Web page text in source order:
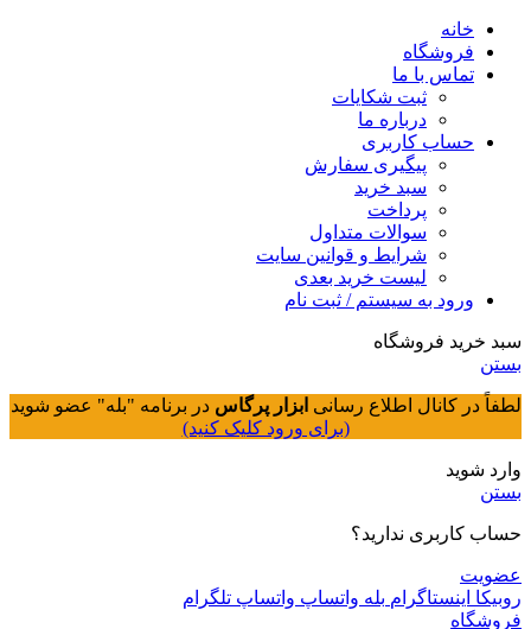
خانه
فروشگاه
تماس با ما
ثبت شکایات
درباره ما
حساب کاربری
پیگیری سفارش
سبد خرید
پرداخت
سوالات متداول
شرایط و قوانین سایت
لیست خرید بعدی
ورود به سیستم / ثبت نام
سبد خرید فروشگاه
بستن
لطفاً در کانال اطلاع رسانی ابزار پرگاس در برنامه "بله" عضو شوید
(برای ورود کلیک کنید)
وارد شوید
بستن
حساب کاربری ندارید؟
عضویت
روبیکا اینستاگرام بله واتساپ واتساپ تلگرام
فروشگاه